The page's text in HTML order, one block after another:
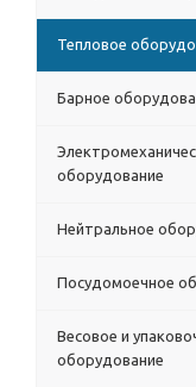
Тепловое
Барное
оборудование
Нейтральное
Посудомоечное
Весовое и
оборудование